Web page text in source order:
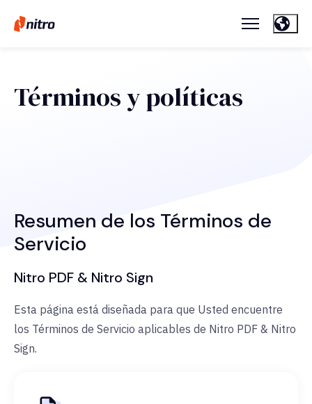
Términos y políticas
Resumen de los Términos de
Servicio
Nitro PDF & Nitro Sign
Esta página está diseñada para que Usted encuentre
los Términos de Servicio aplicables de Nitro PDF & Nitro
Sign.